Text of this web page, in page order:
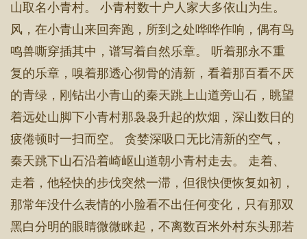
山取名小青村。 小青村数十户人家大多依山为生。
风，在小青山来回奔跑，所到之处哗哗作响，偶有鸟
鸣兽嘶穿插其中，谱写着自然乐章。 听着那永不重
复的乐章，嗅着那透心彻骨的清新，看着那百看不厌
的青绿，刚钻出小青山的秦天跳上山道旁山石，眺望
着远处山脚下小青村那袅袅升起的炊烟，深山数日的
疲倦顿时一扫而空。 贪婪深吸口无比清新的空气，
秦天跳下山石沿着崎岖山道朝小青村走去。 走着、
走着，他轻快的步伐突然一滞，但很快便恢复如初，
那常年没什么表情的小脸看不出任何变化，只有那双
黑白分明的眼睛微微眯起，不离数百米外村东头那若